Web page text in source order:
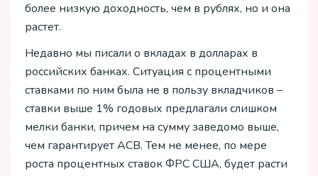
более низкую доходность, чем в рублях, но и она
растет.
Недавно мы писали о вкладах в долларах в
российских банках. Ситуация с процентными
ставками по ним была не в пользу вкладчиков –
ставки выше 1% годовых предлагали слишком
мелки банки, причем на сумму заведомо выше,
чем гарантирует АСВ. Тем не менее, по мере
роста процентных ставок ФРС США, будет расти